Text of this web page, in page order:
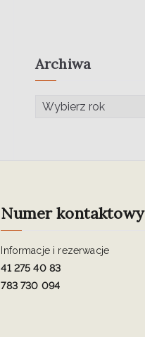
Archiwa
Numer kontaktowy
Informacje i rezerwacje
41 275 40 83
783 730 094